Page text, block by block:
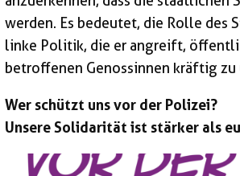
werden. Es bedeutet, die Rolle des
linke Politik, die er angreift,
betroffenen Genossinnen kräftig
Wer schützt uns vor der Polizei?
Unsere Solidarität ist stärker als